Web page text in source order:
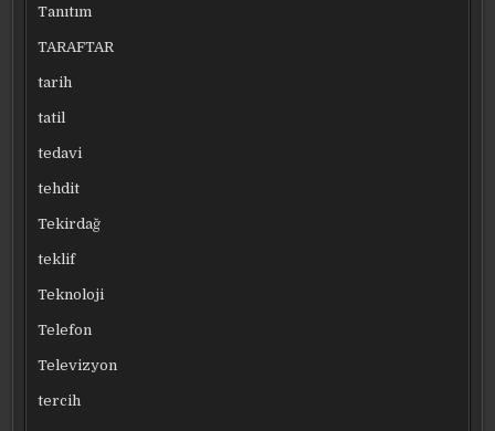
Tanıtım
TARAFTAR
tarih
tatil
tedavi
tehdit
Tekirdağ
teklif
Teknoloji
Telefon
Televizyon
tercih